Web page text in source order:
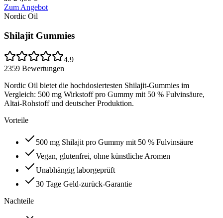
Zum Angebot
Nordic Oil
Shilajit Gummies
4.9
2359 Bewertungen
Nordic Oil bietet die hochdosiertesten Shilajit-Gummies im
Vergleich: 500 mg Wirkstoff pro Gummy mit 50 % Fulvinsäure,
Altai-Rohstoff und deutscher Produktion.
Vorteile
500 mg Shilajit pro Gummy mit 50 % Fulvinsäure
Vegan, glutenfrei, ohne künstliche Aromen
Unabhängig laborgeprüft
30 Tage Geld-zurück-Garantie
Nachteile